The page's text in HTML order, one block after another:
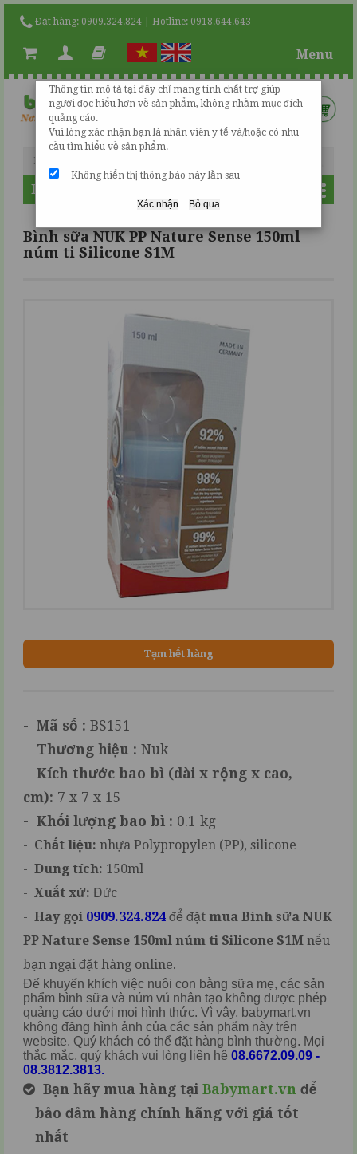
Đặt hàng: 0909.324.824 | Hotline: 0918.644.643
Menu
DANH MỤC SẢN PHẨM
Bình sữa NUK PP Nature Sense 150ml
núm ti Silicone S1M
Tạm hết hàng
- Mã số : BS151
- Thương hiệu : Nuk
- Kích thước bao bì (dài x rộng x cao,
cm): 7 x 7 x 15
- Khối lượng bao bì : 0.1 kg
- Chất liệu: nhựa Polypropylen (PP), silicone
- Dung tích: 150ml
- Xuất xứ: Đức
- Hãy gọi 0909.324.824 để đặt mua Bình sữa NUK
PP Nature Sense 150ml núm ti Silicone S1M nếu
bạn ngại đặt hàng online.
Để khuyến khích việc nuôi con bằng sữa mẹ, các sản
phẩm bình sữa và núm vú nhân tạo không được phép
quảng cáo dưới mọi hình thức. Vì vậy, babymart.vn
không đăng hình ảnh của các sản phẩm này trên
website. Quý khách có thể đặt hàng bình thường. Mọi
thắc mắc, quý khách vui lòng liên hệ 08.6672.09.09 -
08.3812.3813.
Bạn hãy mua hàng tại Babymart.vn để
bảo đảm hàng chính hãng với giá tốt
nhất
Thông tin mô tả tại đây chỉ mang tính chất trợ giúp
người đọc hiểu hơn về sản phẩm, không nhằm mục đích
quảng cáo.
Vui lòng xác nhận bạn là nhân viên y tế và/hoặc có nhu
cầu tìm hiểu về sản phẩm.
Không hiển thị thông báo này lần sau
Xác nhận Bỏ qua